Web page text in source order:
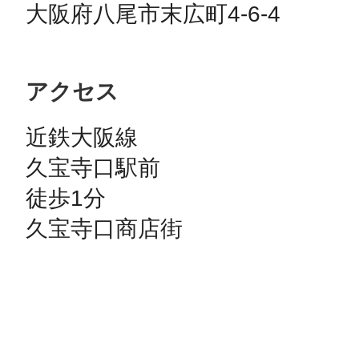
大阪府八尾市末広町4-6-4
アクセス
近鉄大阪線
久宝寺口駅前
徒歩1分
久宝寺口商店街